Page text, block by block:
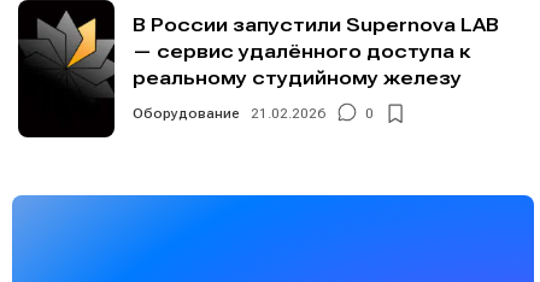
В России запустили Supernova LAB
— сервис удалённого доступа к
реальному студийному железу
Оборудование 21.02.2026 0